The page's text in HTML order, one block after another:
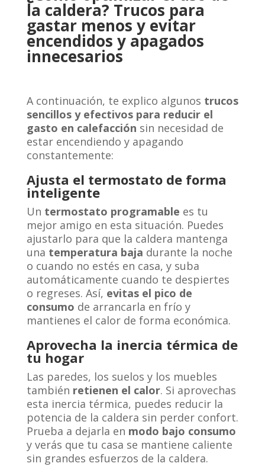
la caldera? Trucos para
gastar menos y evitar
encendidos y apagados
innecesarios
A continuación, te explico algunos trucos
sencillos y efectivos para reducir el
gasto en calefacción sin necesidad de
estar encendiendo y apagando
constantemente:
Ajusta el termostato de forma
inteligente
Un termostato programable es tu
mejor amigo en esta situación. Puedes
ajustarlo para que la caldera mantenga
una temperatura baja durante la noche
o cuando no estés en casa, y suba
automáticamente cuando te despiertes
o regreses. Así, evitas el pico de
consumo de arrancarla en frío y
mantienes el calor de forma económica.
Aprovecha la inercia térmica de
tu hogar
Las paredes, los suelos y los muebles
también retienen el calor. Si aprovechas
esta inercia térmica, puedes reducir la
potencia de la caldera sin perder confort.
Prueba a dejarla en modo bajo consumo
y verás que tu casa se mantiene caliente
sin grandes esfuerzos de la caldera.